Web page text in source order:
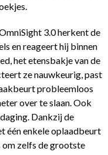
3.0 herkent de
en reageert hij binnen
het etensbakje van de
ze nauwkeurig, past
probleemloos
over te slaan. Ook
Dankzij de
één enkele oplaadbeurt
om zelfs de grootste